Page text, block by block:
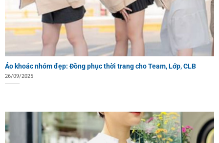
Áo khoác nhóm đẹp: Đồng phục thời trang cho Team, Lớp, CLB
26/09/2025